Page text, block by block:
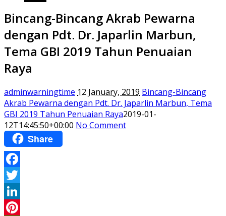
Bincang-Bincang Akrab Pewarna
dengan Pdt. Dr. Japarlin Marbun,
Tema GBI 2019 Tahun Penuaian
Raya
adminwarningtime 12 January, 2019 Bincang-Bincang
Akrab Pewarna dengan Pdt. Dr. Japarlin Marbun, Tema
GBI 2019 Tahun Penuaian Raya2019-01-
12T14:45:50+00:00 No Comment
Share
Facebook
Twitter
LinkedIn